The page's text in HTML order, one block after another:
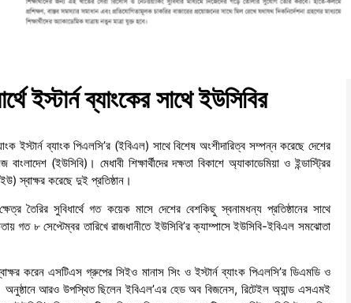
ইস্টার্ন ব্যাংকের সাথে ইউসিবির
ইস্টার্ন ব্যাংক পিএলসি’র (ইবিএল) সাথে বিশেষ অংশীদারিত্ব সম্পন্ন করেছে দেশের
বাংলাদেশ (ইউসিবি)। মেধাবী শিক্ষার্থীদের দক্ষতা বিকাশে অ্যাকাডেমিয়া ও ইন্ডাস্ট্রির
স্বাক্ষর করেছে দুই প্রতিষ্ঠান।
তৈরির সুবিধার্থে গত কয়েক মাসে দেশের বেশকিছু স্বনামধন্য প্রতিষ্ঠানের সাথে
গত ৮ সেপ্টেম্বর তারিখে রাজধানীতে ইউসিবি’র ক্যাম্পাসে ইউসিবি-ইবিএল সমঝোতা
করেন এসটিএস গ্রুপের সিইও মানাস সিং ও ইস্টার্ন ব্যাংক পিএলসি’র ডিএমডি ও
আরও উপস্থিত ছিলেন ইবিএল’এর হেড অব বিজনেস, রিটেইল অ্যান্ড এসএমই